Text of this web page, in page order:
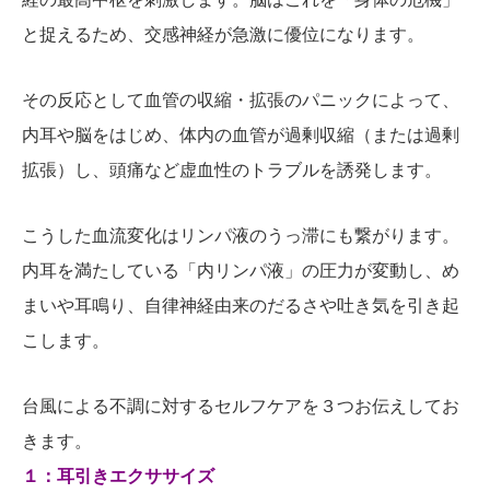
と捉えるため、交感神経が急激に優位になります。
その反応として血管の収縮・拡張のパニックによって、
内耳や脳をはじめ、体内の血管が過剰収縮（または過剰
拡張）し、頭痛など虚血性のトラブルを誘発します。
こうした血流変化はリンパ液のうっ滞にも繋がります。
内耳を満たしている「内リンパ液」の圧力が変動し、め
まいや耳鳴り、自律神経由来のだるさや吐き気を引き起
こします。
台風による不調に対するセルフケアを３つお伝えしてお
きます。
１：耳引きエクササイズ